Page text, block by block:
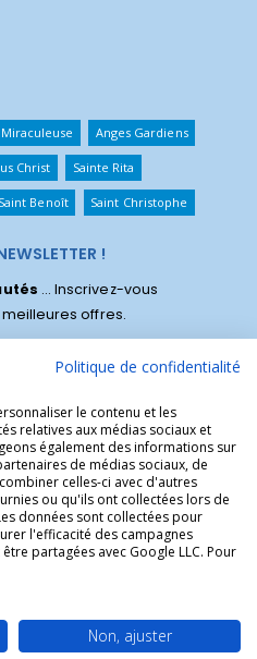
Anges Gardiens
Christ Sainte Rita
Saint Benoît Saint Christophe
!
... Inscrivez-vous
offres.
religieuse chrétienne de
Politique de confidentialité
le contenu et les
relatives aux médias sociaux et
également des informations sur
de médias sociaux, de
celles-ci avec d'autres
ou qu'ils ont collectées lors de
données sont collectées pour
l'efficacité des campagnes
partagées avec Google LLC. Pour
Non, ajuster